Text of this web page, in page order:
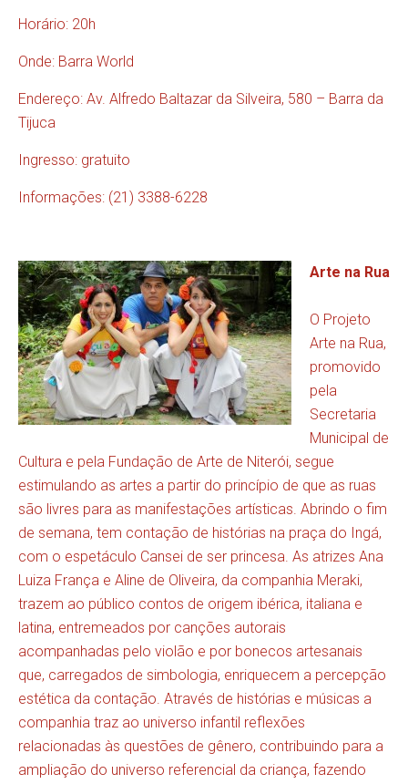
Horário: 20h
Onde: Barra World
Endereço: Av. Alfredo Baltazar da Silveira, 580 – Barra da
Tijuca
Ingresso: gratuito
Informações: (21) 3388-6228
Arte na Rua
O Projeto
Arte na Rua,
promovido
pela
Secretaria
Municipal de
Cultura e pela Fundação de Arte de Niterói, segue
estimulando as artes a partir do princípio de que as ruas
são livres para as manifestações artísticas. Abrindo o fim
de semana, tem contação de histórias na praça do Ingá,
com o espetáculo Cansei de ser princesa. As atrizes Ana
Luiza França e Aline de Oliveira, da companhia Meraki,
trazem ao público contos de origem ibérica, italiana e
latina, entremeados por canções autorais
acompanhadas pelo violão e por bonecos artesanais
que, carregados de simbologia, enriquecem a percepção
estética da contação. Através de histórias e músicas a
companhia traz ao universo infantil reflexões
relacionadas às questões de gênero, contribuindo para a
ampliação do universo referencial da criança, fazendo